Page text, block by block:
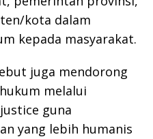
kota dalam
kepada masyarakat.
juga mendorong
melalui
guna
yang lebih humanis